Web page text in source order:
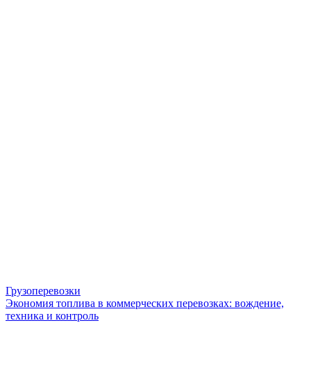
Грузоперевозки
Экономия топлива в коммерческих перевозках: вождение,
техника и контроль